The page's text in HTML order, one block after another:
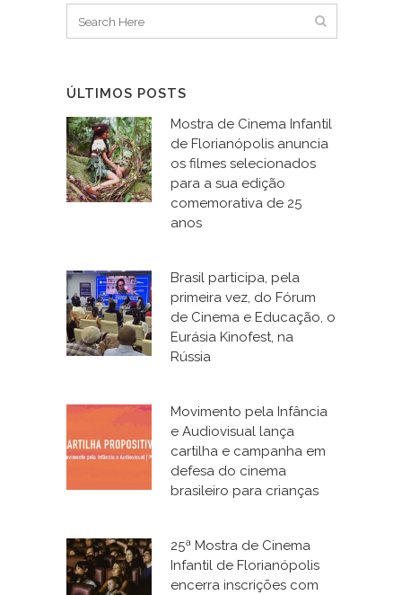
ÚLTIMOS POSTS
Mostra de Cinema Infantil
de Florianópolis anuncia
os filmes selecionados
para a sua edição
comemorativa de 25
anos
Brasil participa, pela
primeira vez, do Fórum
de Cinema e Educação, o
Eurásia Kinofest, na
Rússia
Movimento pela Infância
e Audiovisual lança
cartilha e campanha em
defesa do cinema
brasileiro para crianças
25ª Mostra de Cinema
Infantil de Florianópolis
encerra inscrições com